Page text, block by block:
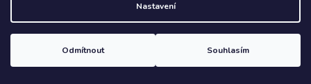
Nastavení
Odmítnout Souhlasím